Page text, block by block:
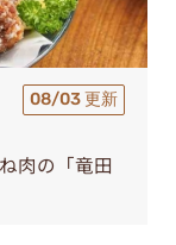
08/03 更新
肉の「竜田